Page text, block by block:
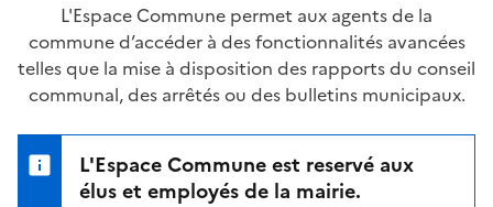
L'Espace Commune permet aux agents de la
commune d’accéder à des fonctionnalités avancées
telles que la mise à disposition des rapports du conseil
communal, des arrêtés ou des bulletins municipaux.
L'Espace Commune est reservé aux
élus et employés de la mairie.